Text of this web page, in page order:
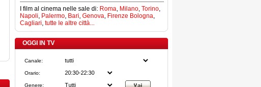
I film al cinema nelle sale di: Roma, Milano, Torino,
Napoli, Palermo, Bari, Genova, Firenze Bologna,
Cagliari, tutte le altre città...
OGGI IN TV
Canale:
Orario:
Genere: